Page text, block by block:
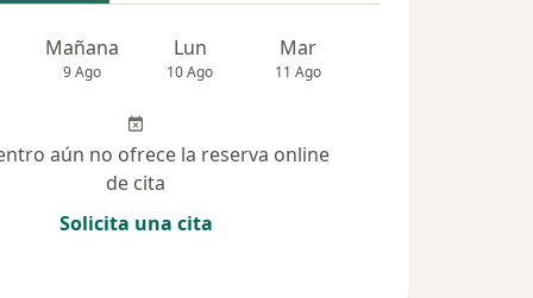
Mañana
9 Ago
Lun
10 Ago
Mar
11 Ago
aún no ofrece la reserva online
de cita
Solicita una cita